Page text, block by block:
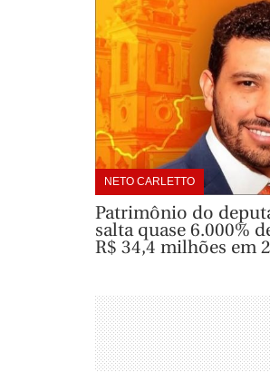
NETO CARLETTO
Patrimônio do
salta quase 6.000%
R$ 34,4 milhões em